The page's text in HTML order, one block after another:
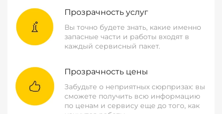
Прозрачность услуг
Вы точно будете знать, какие именно
запасные части и работы входят в
каждый сервисный пакет.
Прозрачность цены
Забудьте о неприятных сюрпризах: вы
сможете получить всю информацию
по ценам и сервису еще до того, как